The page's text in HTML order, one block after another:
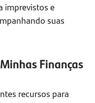
imprevistos e
suas
Finanças
recursos para